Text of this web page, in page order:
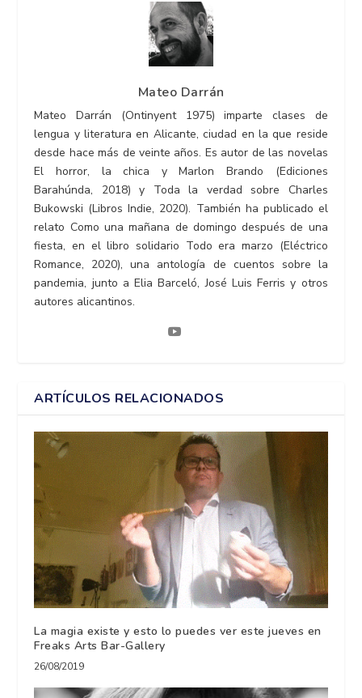
Mateo Darrán
Mateo Darrán (Ontinyent 1975) imparte clases de
lengua y literatura en Alicante, ciudad en la que reside
desde hace más de veinte años. Es autor de las novelas
El horror, la chica y Marlon Brando (Ediciones
Barahúnda, 2018) y Toda la verdad sobre Charles
Bukowski (Libros Indie, 2020). También ha publicado el
relato Como una mañana de domingo después de una
fiesta, en el libro solidario Todo era marzo (Eléctrico
Romance, 2020), una antología de cuentos sobre la
pandemia, junto a Elia Barceló, José Luis Ferris y otros
autores alicantinos.
ARTÍCULOS RELACIONADOS
La magia existe y esto lo puedes ver este jueves en
Freaks Arts Bar-Gallery
26/08/2019